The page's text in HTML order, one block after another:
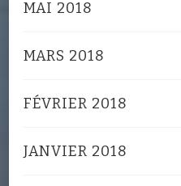
MAI 2018
MARS 2018
FÉVRIER 2018
JANVIER 2018